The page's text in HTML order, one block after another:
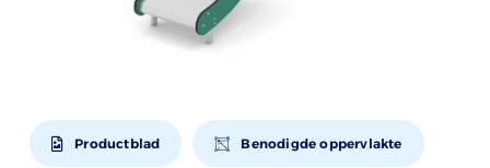
Productblad Benodigde oppervlakte